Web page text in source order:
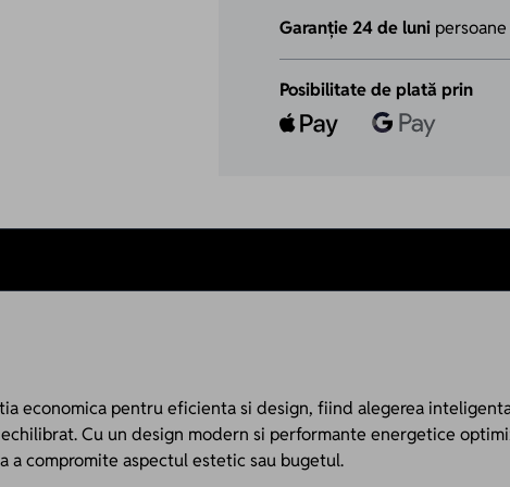
Garanție 24 de luni
Posibilitate de plată prin
economica pentru eficienta si design, fiind alegerea
Cu un design modern si performante energetice
a compromite aspectul estetic sau bugetul.